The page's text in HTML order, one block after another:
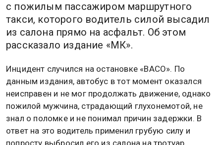
с пожилым пассажиром маршрутного
такси, которого водитель силой высадил
из салона прямо на асфальт. Об этом
рассказало издание «МК».
Инцидент случился на остановке «ВАСО». По
данным издания, автобус в тот момент оказался
неисправен и не мог продолжать движение, однако
пожилой мужчина, страдающий глухонемотой, не
знал о поломке и не понимал причин задержки. В
ответ на это водитель применил грубую силу и